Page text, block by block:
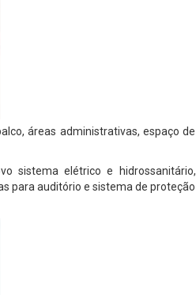
áreas administrativas, espaço de
sistema elétrico e hidrossanitário,
para auditório e sistema de proteção